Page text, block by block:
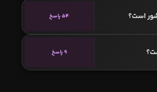
است؟ 54 پاسخ
9 پاسخ